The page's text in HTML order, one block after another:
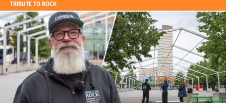
TRIBUTE TO ROCK